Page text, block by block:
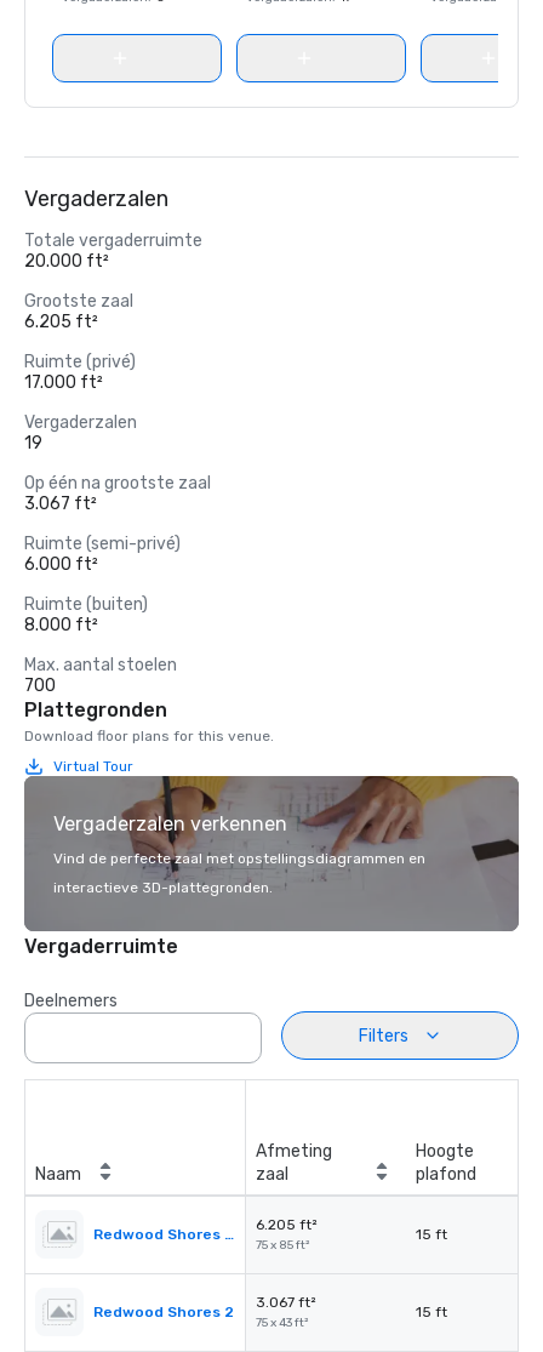
Vergaderzalen
Totale vergaderruimte
20.000 ft²
Grootste zaal
6.205 ft²
Ruimte (privé)
17.000 ft²
Vergaderzalen
19
Op één na grootste zaal
3.067 ft²
Ruimte (semi-privé)
6.000 ft²
Ruimte (buiten)
8.000 ft²
Max. aantal stoelen
700
Plattegronden
Download floor plans for this venue.
Virtual Tour
Vergaderzalen verkennen
Vind de perfecte zaal met opstellingsdiagrammen en
interactieve 3D-plattegronden.
Vergaderruimte
Deelnemers
Filters
Naam
Afmeting
zaal
Hoogte
plafond
Redwood Shores Ballroom
6.205 ft²
75 x 85 ft²
15 ft
Redwood Shores 2
3.067 ft²
75 x 43 ft²
15 ft